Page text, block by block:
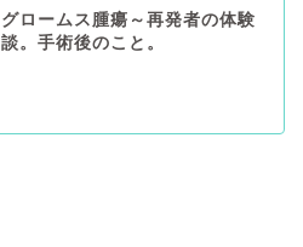
グロームス腫瘍～再発者の体験
談。手術後のこと。